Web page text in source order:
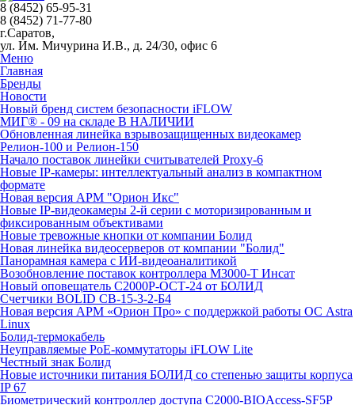
8 (8452) 65-95-31
8 (8452) 71-77-80
г.Саратов,
ул. Им. Мичурина И.В., д. 24/30, офис 6
Меню
Главная
Бренды
Новости
Новый бренд систем безопасности iFLOW
МИГ® - 09 на складе В НАЛИЧИИ
Обновленная линейка взрывозащищенных видеокамер
Релион-100 и Релион-150
Начало поставок линейки считывателей Proxy-6
Новые IP-камеры: интеллектуальный анализ в компактном
формате
Новая версия АРМ "Орион Икс"
Новые IP-видеокамеры 2-й серии с моторизированным и
фиксированным объективами
Новые тревожные кнопки от компании Болид
Новая линейка видеосерверов от компании "Болид"
Панорамная камера с ИИ-видеоаналитикой
Возобновление поставок контроллера М3000-Т Инсат
Новый оповещатель С2000Р-ОСТ-24 от БОЛИД
Счетчики BOLID СВ-15-3-2-Б4
Новая версия АРМ «Орион Про» с поддержкой работы ОС Astra
Linux
Болид-термокабель
Неуправляемые PoE-коммутаторы iFLOW Lite
Честный знак Болид
Новые источники питания БОЛИД со степенью защиты корпуса
IP 67
Биометрический контроллер доступа С2000-BIOAccess-SF5P